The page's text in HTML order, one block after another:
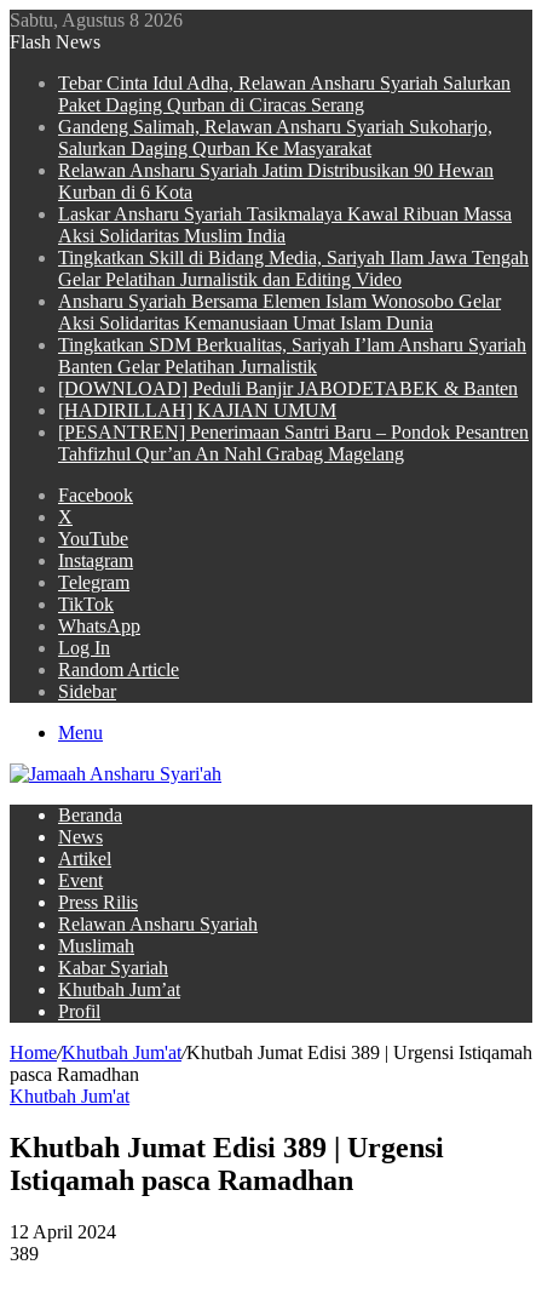
Sabtu, Agustus 8 2026
Flash News
Tebar Cinta Idul Adha, Relawan Ansharu Syariah Salurkan
Paket Daging Qurban di Ciracas Serang
Gandeng Salimah, Relawan Ansharu Syariah Sukoharjo,
Salurkan Daging Qurban Ke Masyarakat
Relawan Ansharu Syariah Jatim Distribusikan 90 Hewan
Kurban di 6 Kota
Laskar Ansharu Syariah Tasikmalaya Kawal Ribuan Massa
Aksi Solidaritas Muslim India
Tingkatkan Skill di Bidang Media, Sariyah Ilam Jawa Tengah
Gelar Pelatihan Jurnalistik dan Editing Video
Ansharu Syariah Bersama Elemen Islam Wonosobo Gelar
Aksi Solidaritas Kemanusiaan Umat Islam Dunia
Tingkatkan SDM Berkualitas, Sariyah I’lam Ansharu Syariah
Banten Gelar Pelatihan Jurnalistik
[DOWNLOAD] Peduli Banjir JABODETABEK & Banten
[HADIRILLAH] KAJIAN UMUM
[PESANTREN] Penerimaan Santri Baru – Pondok Pesantren
Tahfizhul Qur’an An Nahl Grabag Magelang
Facebook
X
YouTube
Instagram
Telegram
TikTok
WhatsApp
Log In
Random Article
Sidebar
Menu
Beranda
News
Artikel
Event
Press Rilis
Relawan Ansharu Syariah
Muslimah
Kabar Syariah
Khutbah Jum’at
Profil
Home/Khutbah Jum'at/Khutbah Jumat Edisi 389 | Urgensi Istiqamah
pasca Ramadhan
Khutbah Jum'at
Khutbah Jumat Edisi 389 | Urgensi
Istiqamah pasca Ramadhan
12 April 2024
389